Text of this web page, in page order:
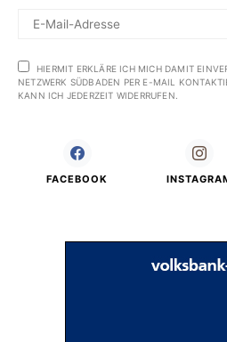
HIERMIT ERKLÄRE ICH MICH DAMIT
NETZWERK SÜDBADEN PER E-MAIL
KANN ICH JEDERZEIT WIDERRUFEN.
FACEBOOK